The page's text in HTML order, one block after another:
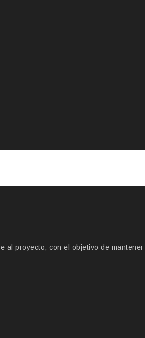
al proyecto, con el objetivo de mantener